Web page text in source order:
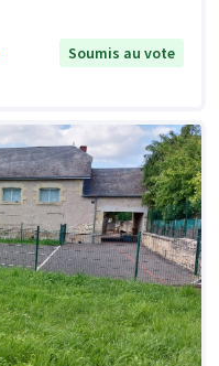
Soumis au vote